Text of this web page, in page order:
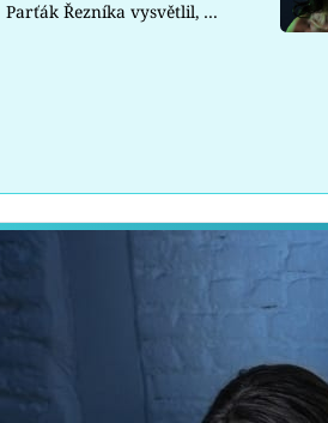
Parťák Řezníka vysvětlil, co